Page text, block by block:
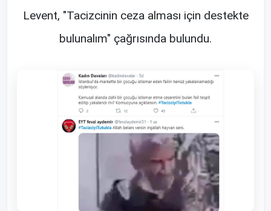
Levent, "Tacizcinin ceza alması için destekte
bulunalım" çağrısında bulundu.